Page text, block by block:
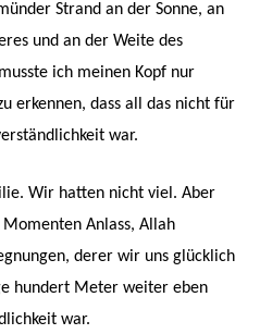
Strand an der Sonne, an
und an der Weite des
ich meinen Kopf nur
erkennen, dass all das nicht für
war.
Wir hatten nicht viel. Aber
Anlass, Allah
derer wir uns glücklich
hundert Meter weiter eben
war.